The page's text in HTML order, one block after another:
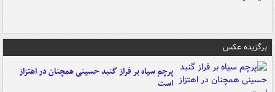
برگزیده عکس
پرچم سیاه بر فراز گنبد حسینی همچنان در اهتزاز
است